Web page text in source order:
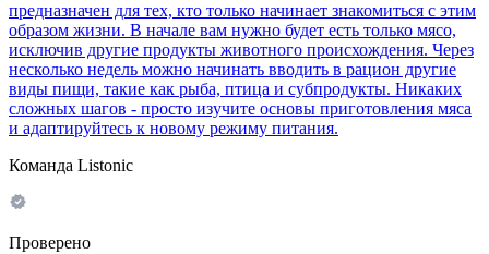
предназначен для тех, кто только начинает знакомиться с этим
образом жизни. В начале вам нужно будет есть только мясо,
исключив другие продукты животного происхождения. Через
несколько недель можно начинать вводить в рацион другие
виды пищи, такие как рыба, птица и субпродукты. Никаких
сложных шагов - просто изучите основы приготовления мяса
и адаптируйтесь к новому режиму питания.
Команда Listonic
Проверено